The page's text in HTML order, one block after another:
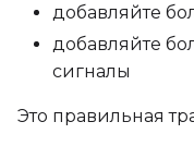
добавляйте
добавляйте
сигналы
Это правильная